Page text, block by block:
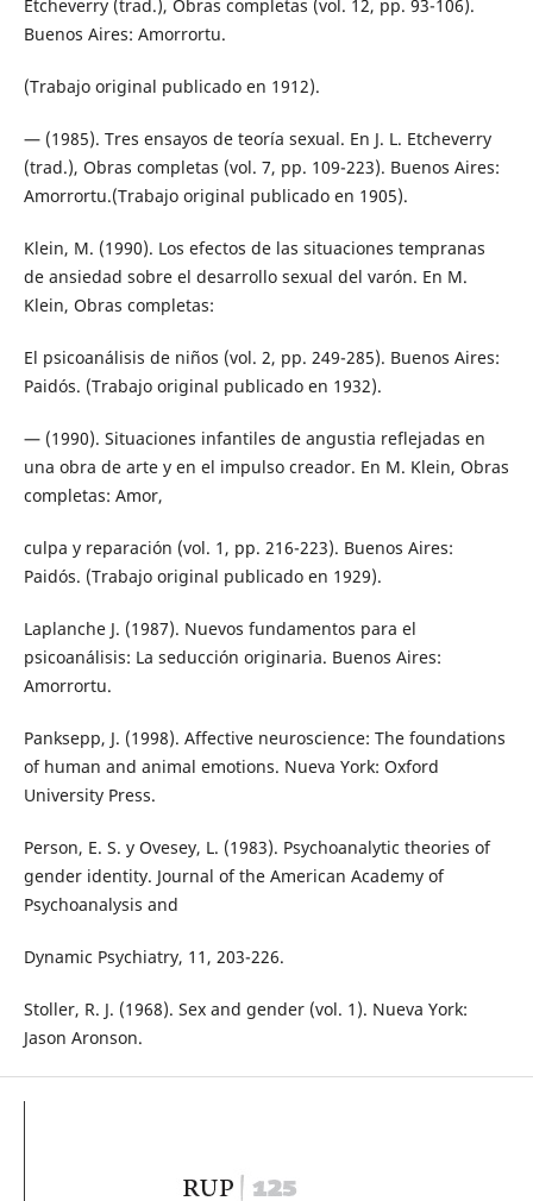
Etcheverry (trad.), Obras completas (vol. 12, pp. 93-106).
Buenos Aires: Amorrortu.
(Trabajo original publicado en 1912).
— (1985). Tres ensayos de teoría sexual. En J. L. Etcheverry
(trad.), Obras completas (vol. 7, pp. 109-223). Buenos Aires:
Amorrortu.(Trabajo original publicado en 1905).
Klein, M. (1990). Los efectos de las situaciones tempranas
de ansiedad sobre el desarrollo sexual del varón. En M.
Klein, Obras completas:
El psicoanálisis de niños (vol. 2, pp. 249-285). Buenos Aires:
Paidós. (Trabajo original publicado en 1932).
— (1990). Situaciones infantiles de angustia reflejadas en
una obra de arte y en el impulso creador. En M. Klein, Obras
completas: Amor,
culpa y reparación (vol. 1, pp. 216-223). Buenos Aires:
Paidós. (Trabajo original publicado en 1929).
Laplanche J. (1987). Nuevos fundamentos para el
psicoanálisis: La seducción originaria. Buenos Aires:
Amorrortu.
Panksepp, J. (1998). Affective neuroscience: The foundations
of human and animal emotions. Nueva York: Oxford
University Press.
Person, E. S. y Ovesey, L. (1983). Psychoanalytic theories of
gender identity. Journal of the American Academy of
Psychoanalysis and
Dynamic Psychiatry, 11, 203-226.
Stoller, R. J. (1968). Sex and gender (vol. 1). Nueva York:
Jason Aronson.